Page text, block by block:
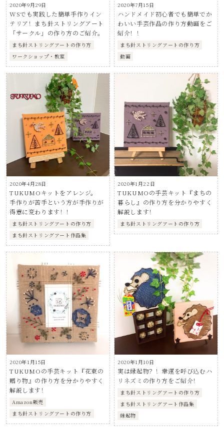
2020年9月29日
WSでも実践した簡単手作りイン
テリア！まち針ストリングアート
「サークル」の作り方のご紹介。
まち針ストリングアートの作り方
ワークショップ・教室
2020年7月15日
ハンドメイド初心者でも簡単でか
わいい手芸作品の作り方動画をご
紹介！！
まち針ストリングアートの作り方
動画
2020年4月28日
TUKUMOキットをアレンジ。
手作りが苦手という方が手作りが
得意に変わります！！
まち針ストリングアートの作り方
まち針ストリングアート作品集
2020年1月22日
TUKUMOの手芸キット『まちの
暮らし』の作り方を分かりやすく
解説します！
まち針ストリングアートの作り方
2020年1月15日
TUKUMOの手芸キット『花束の
贈り物』の作り方を分かりやすく
解説します！
Amazon販売
まち針ストリングアートの作り方
2020年1月10日
実は縁起物？！幸運を呼び込むハ
リネズミの作り方をご紹介！
まち針ストリングアートの作り方
まち針ストリングアート作品集
縁起物